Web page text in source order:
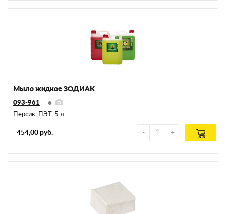
Мыло жидкое ЗОДИАК
093-961
Персик, ПЭТ, 5 л
454,00 руб.